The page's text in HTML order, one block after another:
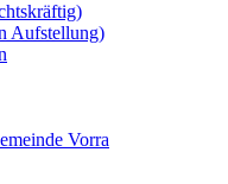
Aufstellung)
Vorra